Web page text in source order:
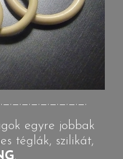
egyre jobbak
téglák, szilikát,